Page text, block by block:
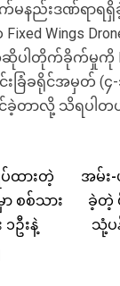
မနည်းဒဏ်ရာရရှိ
Wings
ါတိုက်ခိုက်မှုကို
ြင်းခြံခရိုင်အမှတ် (
င်ခဲ့တာလို့ သိရပါတ
ပ်ထားတဲ့
ာ စစ်သား
ဦးနဲ့
အမ်း-
ခဲ့တဲ့
သုံ့ပ